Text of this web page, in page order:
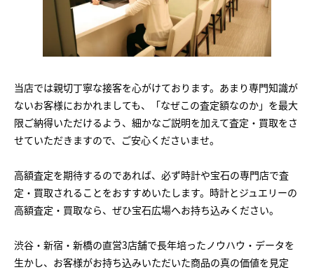
当店では親切丁寧な接客を心がけております。あまり専門知識が
ないお客様におかれましても、「なぜこの査定額なのか」を最大
限ご納得いただけるよう、細かなご説明を加えて査定・買取をさ
せていただきますので、ご安心くださいませ。
高額査定を期待するのであれば、必ず時計や宝石の専門店で査
定・買取されることをおすすめいたします。時計とジュエリーの
高額査定・買取なら、ぜひ宝石広場へお持ち込みください。
渋谷・新宿・新橋の直営3店舗で長年培ったノウハウ・データを
生かし、お客様がお持ち込みいただいた商品の真の価値を見定